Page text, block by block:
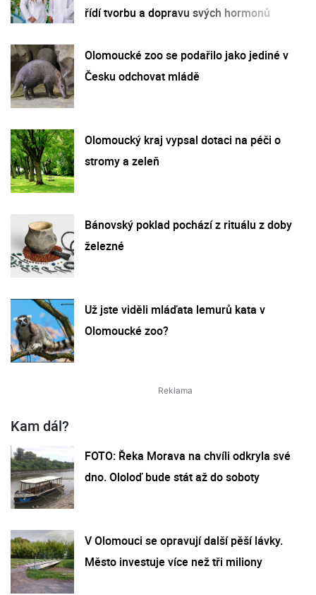
řídí tvorbu a dopravu svých hormonů
Olomoucké zoo se podařilo jako jediné v
Česku odchovat mládě
Olomoucký kraj vypsal dotaci na péči o
stromy a zeleň
Bánovský poklad pochází z rituálu z doby
železné
Už jste viděli mláďata lemurů kata v
Olomoucké zoo?
Kam dál?
FOTO: Řeka Morava na chvíli odkryla své
dno. Ololoď bude stát až do soboty
V Olomouci se opravují další pěší lávky.
Město investuje více než tři miliony